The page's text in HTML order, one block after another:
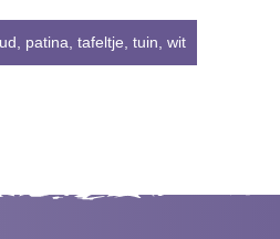
patina ,tafeltje ,tuin ,wit